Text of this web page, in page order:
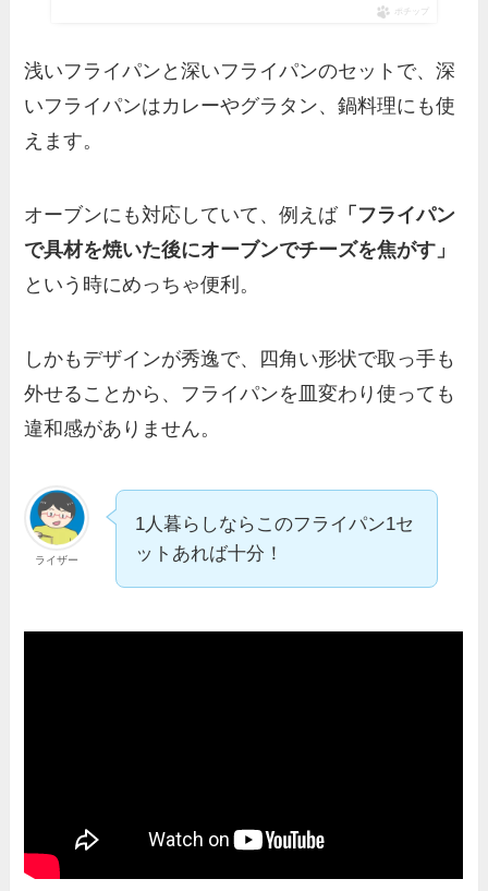
ポチップ
浅いフライパンと深いフライパンのセットで、深
いフライパンはカレーやグラタン、鍋料理にも使
えます。
オーブンにも対応していて、例えば「フライパン
で具材を焼いた後にオーブンでチーズを焦がす」
という時にめっちゃ便利。
しかもデザインが秀逸で、四角い形状で取っ手も
外せることから、フライパンを皿変わり使っても
違和感がありません。
ライザー
1人暮らしならこのフライパン1セ
ットあれば十分！